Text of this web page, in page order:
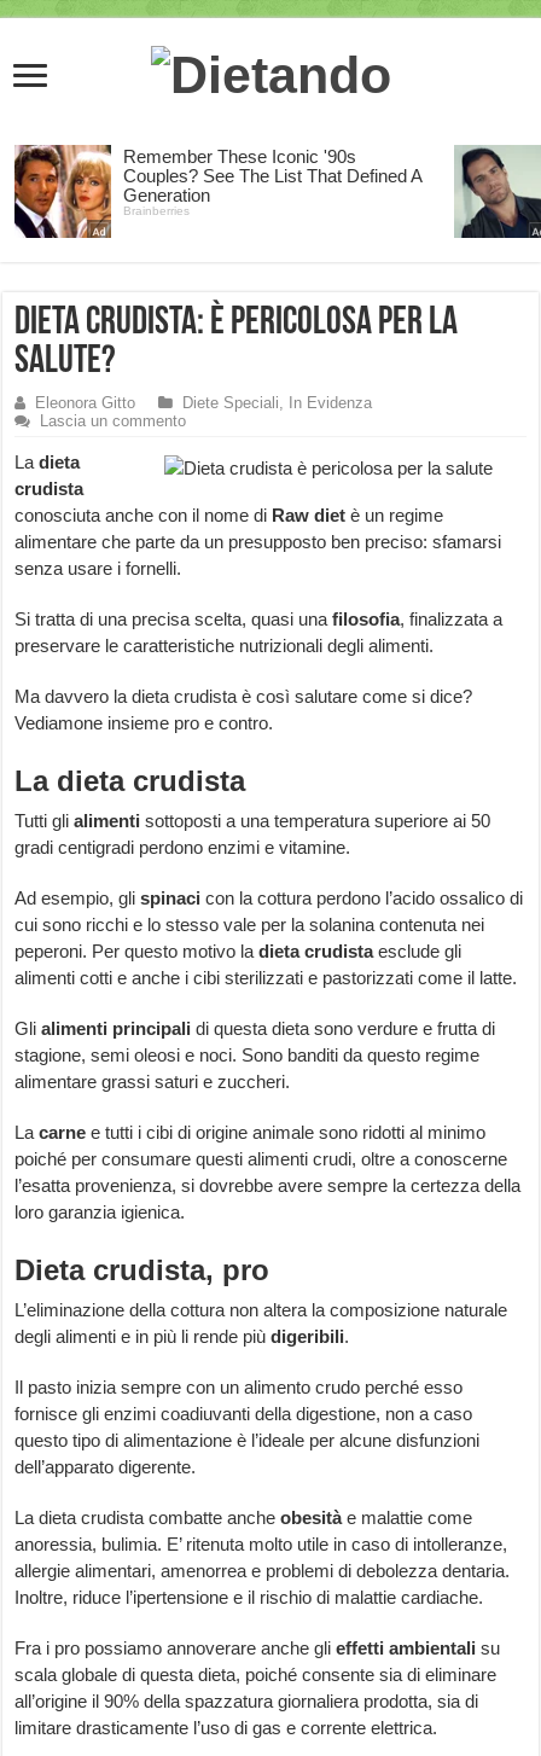
Dieta crudista: è pericolosa per la
salute?
Eleonora Gitto Diete Speciali,
In Evidenza
Lascia un commento
Ladieta
crudista
conosciuta anche con il nome di Raw diet è un regime
alimentare che parte da un presupposto ben preciso: sfamarsi
senza usare i fornelli.
Si tratta di una precisa scelta, quasi unafilosofia, finalizzata a
preservare le caratteristiche nutrizionali degli alimenti.
Ma davvero la dieta crudista è così salutare come si dice?
Vediamone insieme pro e contro.
La dieta crudista
Tutti glialimenti sottoposti a una temperatura superiore ai 50
gradi centigradi perdono enzimi e vitamine.
Ad esempio, gli spinaci con la cottura perdono l’acido ossalico di
cui sono ricchi e lo stesso vale per la solanina contenuta nei
peperoni. Per questo motivo la dieta crudistaesclude gli
alimenti cotti e anche i cibi sterilizzati e pastorizzati come il latte.
Gli alimenti principali di questa dieta sono verdure e frutta di
stagione, semi oleosi e noci. Sono banditi da questo regime
alimentare grassi saturi e zuccheri.
Lacarne e tutti i cibi di origine animale sono ridotti al minimo
poiché per consumare questi alimenti crudi, oltre a conoscerne
l’esatta provenienza, si dovrebbe avere sempre la certezza della
loro garanzia igienica.
Dieta crudista, pro
L’eliminazione della cottura non altera la composizione naturale
degli alimenti e in più li rende piùdigeribili.
Il pasto inizia sempre con un alimento crudo perché esso
fornisce gli enzimi coadiuvanti della digestione, non a caso
questo tipo di alimentazione è l’ideale per alcune disfunzioni
dell’apparato digerente.
La dieta crudista combatte ancheobesitàe malattie come
anoressia, bulimia. E’ ritenuta molto utile in caso di intolleranze,
allergie alimentari, amenorrea e problemi di debolezza dentaria.
Inoltre, riduce l’ipertensione e il rischio di malattie cardiache.
Fra i pro possiamo annoverare anche glieffetti ambientali su
scala globale di questa dieta, poiché consente sia di eliminare
all’origine il 90% della spazzatura giornaliera prodotta, sia di
limitare drasticamente l’uso di gas e corrente elettrica.